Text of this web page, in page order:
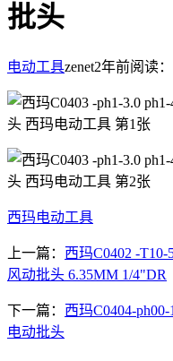
批头
电动工具zenet2年前阅读
西玛电动工具
上一篇： 西玛C0402 -T10-
风动批头 6.35MM 1/4"DR
下一篇： 西玛C0404-ph00-
电动批头